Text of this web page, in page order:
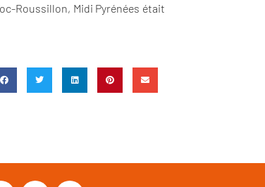
Roussillon, Midi Pyrénées était